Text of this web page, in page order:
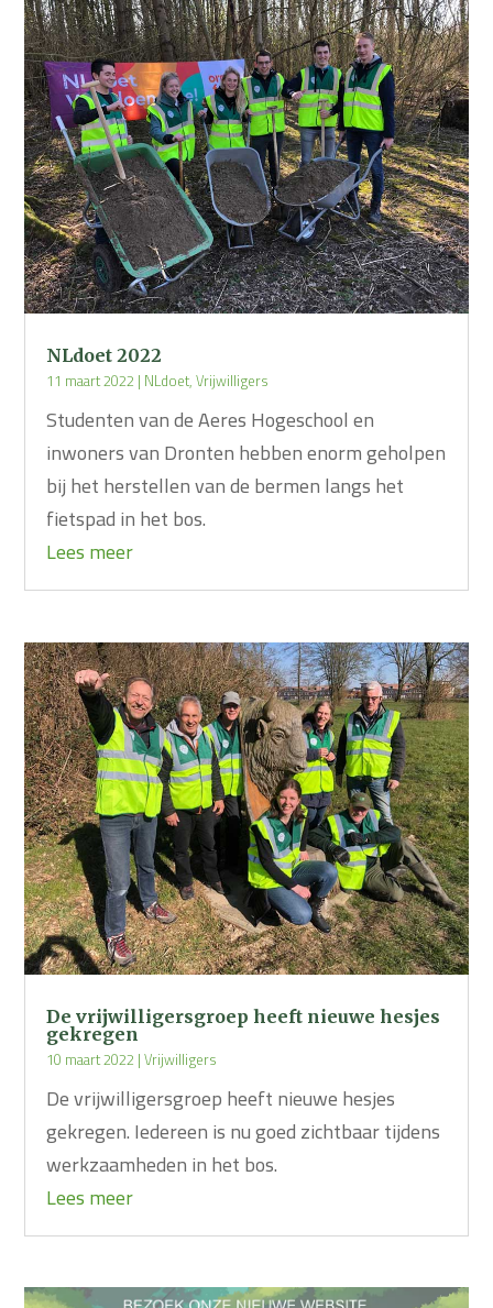
NLdoet 2022
11 maart 2022 | NLdoet,Vrijwilligers
Studenten van de Aeres Hogeschool en
inwoners van Dronten hebben enorm geholpen
bij het herstellen van de bermen langs het
fietspad in het bos.
Lees meer
De vrijwilligersgroep heeft nieuwe hesjes
gekregen
10 maart 2022 |Vrijwilligers
De vrijwilligersgroep heeft nieuwe hesjes
gekregen. Iedereen is nu goed zichtbaar tijdens
werkzaamheden in het bos.
Lees meer